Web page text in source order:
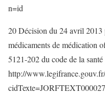
n=id
20 Décision du 24 avril
médicaments de médication
5121-202 du code de la
http://